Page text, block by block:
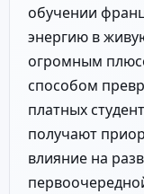
обучении
энергию в
огромным
способом
платных
получают
влияние на